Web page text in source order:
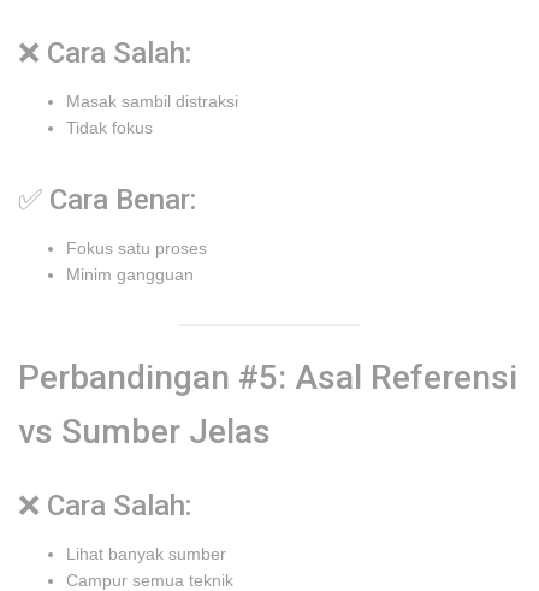
❌ Cara Salah:
Masak sambil distraksi
Tidak fokus
✅ Cara Benar:
Fokus satu proses
Minim gangguan
Perbandingan #5: Asal Referensi
vs Sumber Jelas
❌ Cara Salah:
Lihat banyak sumber
Campur semua teknik